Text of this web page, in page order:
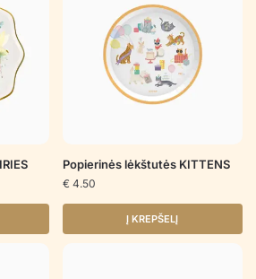
Popierinės lėkštutės KITTENS
€ 4.50
Į KREPŠELĮ